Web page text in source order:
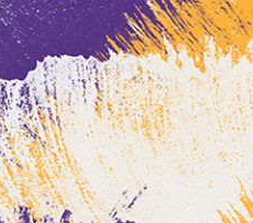
AI-trainingsgegevens